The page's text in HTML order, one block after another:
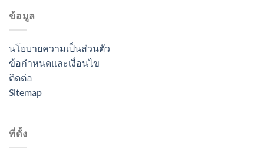
ข้อมูล
นโยบายความเป็นส่วนตัว
ข้อกำหนดและเงื่อนไข
ติดต่อ
Sitemap
ที่ตั้ง